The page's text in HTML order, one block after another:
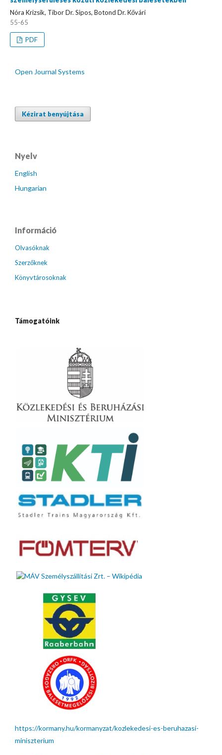
Nóra Krizsik, Tibor Dr. Sipos, Botond Dr. Kővári
55-65
PDF
Open Journal Systems
Kézirat benyújtása
Nyelv
English
Hungarian
Információ
Olvasóknak
Szerzőknek
Könyvtárosoknak
Támogatóink
https://kormany.hu/kormanyzat/kozlekedesi-es-beruhazasi-
miniszterium